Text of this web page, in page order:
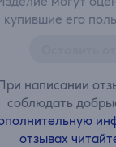
купившие его
написании
соблюдать
отзывах